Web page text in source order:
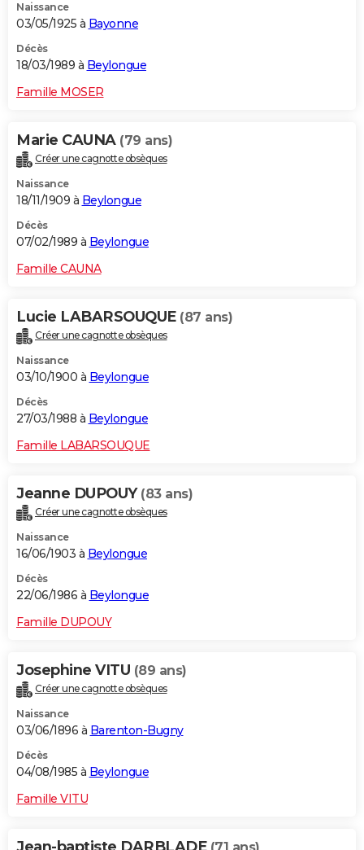
Naissance
03/05/1925 à Bayonne
Décès
18/03/1989 à Beylongue
Famille MOSER
Marie CAUNA (79 ans)
Créer une cagnotte obsèques
Naissance
18/11/1909 à Beylongue
Décès
07/02/1989 à Beylongue
Famille CAUNA
Lucie LABARSOUQUE (87 ans)
Créer une cagnotte obsèques
Naissance
03/10/1900 à Beylongue
Décès
27/03/1988 à Beylongue
Famille LABARSOUQUE
Jeanne DUPOUY (83 ans)
Créer une cagnotte obsèques
Naissance
16/06/1903 à Beylongue
Décès
22/06/1986 à Beylongue
Famille DUPOUY
Josephine VITU (89 ans)
Créer une cagnotte obsèques
Naissance
03/06/1896 à Barenton-Bugny
Décès
04/08/1985 à Beylongue
Famille VITU